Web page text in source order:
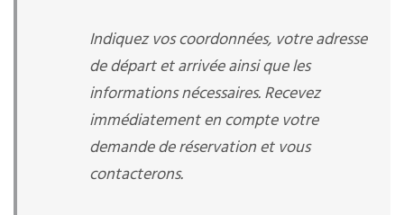
Indiquez vos coordonnées, votre adresse
de départ et arrivée ainsi que les
informations nécessaires. Recevez
immédiatement en compte votre
demande de réservation et vous
contacterons.